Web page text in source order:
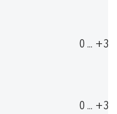
0 ... +35
0 ... +35